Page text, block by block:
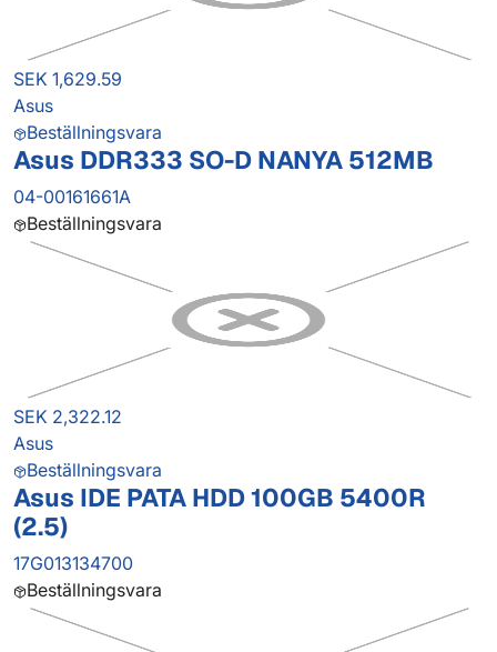
SEK 1,629.59
Asus
Beställningsvara
Asus DDR333 SO-D NANYA 512MB
04-00161661A
Beställningsvara
SEK 2,322.12
Asus
Beställningsvara
Asus IDE PATA HDD 100GB 5400R
(2.5)
17G013134700
Beställningsvara